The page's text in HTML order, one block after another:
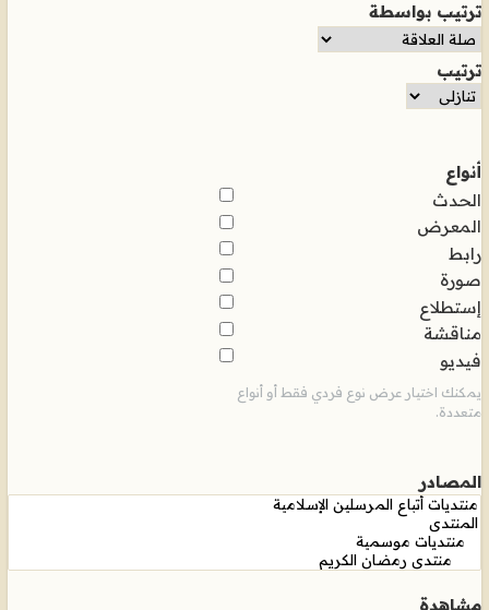
ترتيب بواسطة
ترتيب
أنواع
الحدث
المعرض
رابط
صورة
إستطلاع
مناقشة
فيديو
يمكنك اختيار عرض نوع فردي فقط أو أنواع
متعددة.
المصادر
مشاهدة